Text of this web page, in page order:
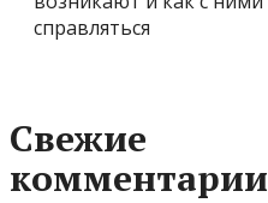
справляться
Свежие
комментарии